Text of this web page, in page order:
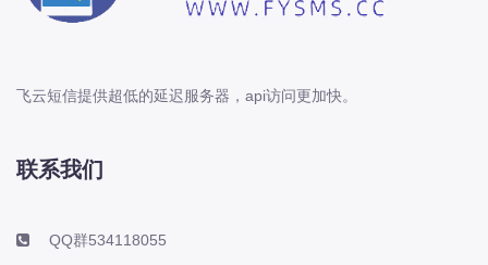
飞云短信提供超低的延迟服务器，api访问更加快。
联系我们
QQ群534118055